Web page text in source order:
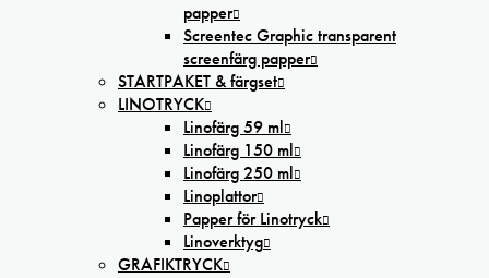
papper
Screentec Graphic transparent
screenfärg papper
STARTPAKET & färgset
LINOTRYCK
Linofärg 59 ml
Linofärg 150 ml
Linofärg 250 ml
Linoplattor
Papper för Linotryck
Linoverktyg
GRAFIKTRYCK